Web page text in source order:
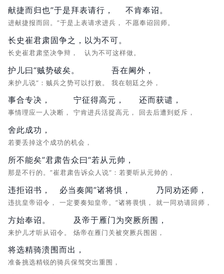
献捷而归也”于是拜表请行，
进献捷报而回。”于是上表请求进兵，
不肯奉诏。
不愿奉诏回师。
长史崔君肃固争之，
长史崔君肃坚决争辩，
以为不可。
认为不可这样做。
护儿曰“贼势破矣。
来护儿说“：贼兵之势可以打败。
吾在阃外，
我在朝廷之外，
事合专决，
事情理应一人决断，
宁征得高元，
宁肯进兵活捉高元，
还而获谴，
回去后遭到贬斥，
舍此成功，
若要丢掉这个成功的机会，
所不能矣”君肃告众曰“若从元帅，
那是不行的。”崔君肃告诉众人说“：若要听从元帅的，
违拒诏书，
违抗皇帝诏令，
必当奏闻”诸将惧，
一定要奏知皇帝。”诸将畏惧，
乃同劝还师，
就一同劝请回师，
方始奉诏。
来护儿才听从诏令。
及帝于雁门为突厥所围，
炀帝在雁门关被突厥兵围困，
将选精骑溃围而出，
准备挑选精锐的骑兵保驾突出重围，